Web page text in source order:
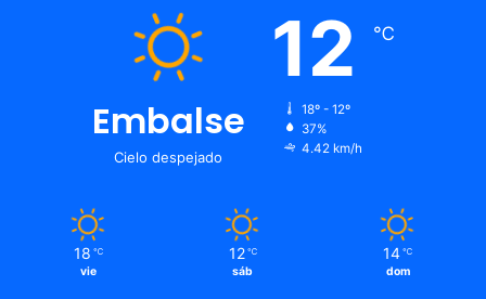
Embalse
Cielo despejado
12 ℃
18º - 12º
37%
4.42 km/h
18 ℃
vie
12 ℃
sáb
14 ℃
dom